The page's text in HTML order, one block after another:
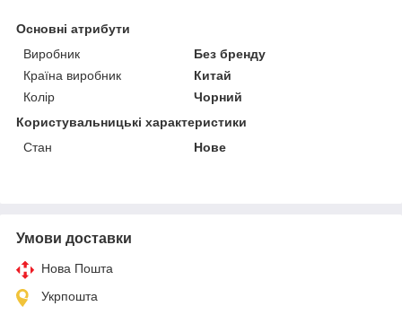
Основні атрибути
Виробник
Без бренду
Країна виробник
Китай
Колір
Чорний
Користувальницькі характеристики
Стан
Нове
Умови доставки
Нова Пошта
Укрпошта